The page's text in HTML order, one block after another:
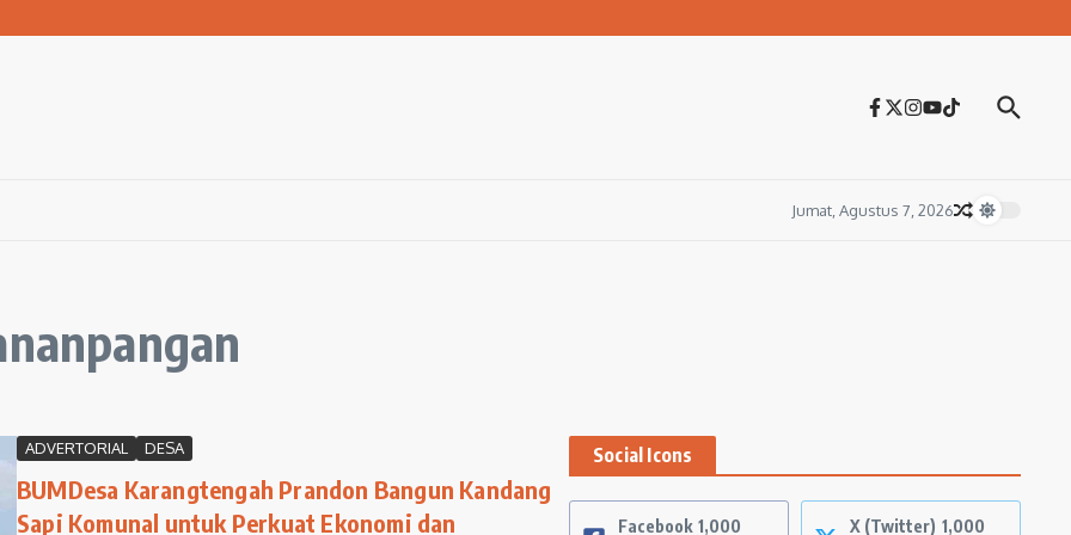
Ngawi Gelar Seminar Golden Parenting
Jumat, Agustus 7, 2026
ADVERTORIAL DESA
BUMDesa Karangtengah Prandon Bangun Kandang
Sapi Komunal untuk Perkuat Ekonomi dan
Social Icons
Facebook 1,000
X (Twitter) 1,000